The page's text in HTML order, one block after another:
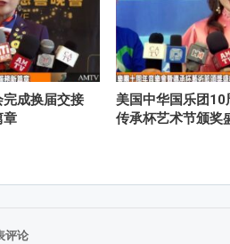
成换届交接
章
美国中华国乐团10
传承杯艺术节颁奖
评论